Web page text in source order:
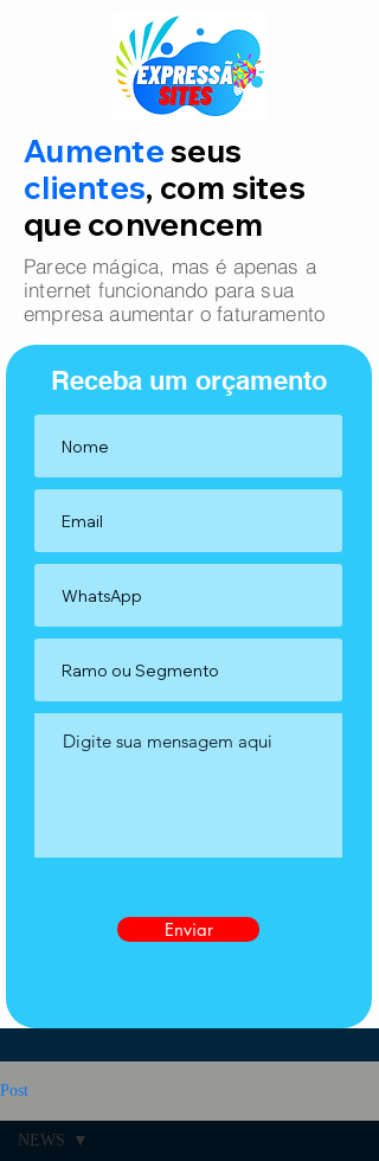
Aumenteseus
clientes, com sites
que convencem
Parece mágica, mas é apenas a
internet funcionando para sua
empresa aumentar o faturamento
Receba um orçamento
Enviar
Post
NEWS